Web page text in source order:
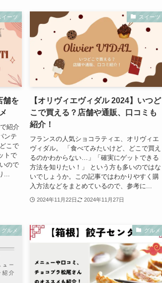
イーツ
舗を
紹介
ンテ
こで
トで
ので
スイーツ
【オリヴィエヴィダル 2024】いつど
こで買える？店舗や通販、口コミも
紹介！
フランスの人気ショコラティエ、オリヴィエ
ヴィダル。 「食べてみたいけど、どこで買え
るのかわからない…」「確実にゲットできる
方法を知りたい！」 という方も多いのではな
いでしょうか。この記事ではわかりやすく購
入方法などをまとめているので、参考に...
2024年11月22日 2024年11月27日
グルメ グルメ